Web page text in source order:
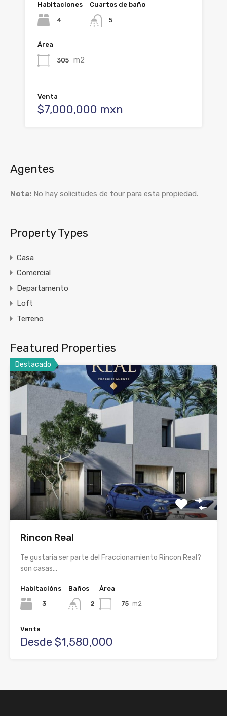
Habitaciones
4
Cuartos de baño
5
Área
305 m2
Venta
$7,000,000 mxn
Agentes
Nota: No hay solicitudes de tour para esta propiedad.
Property Types
Casa
Comercial
Departamento
Loft
Terreno
Featured Properties
Destacado
Rincon Real
Te gustaria ser parte del Fraccionamiento Rincon Real?
son casas…
Habitacións
3
Baños
2
Área
75 m2
Venta
Desde $1,580,000